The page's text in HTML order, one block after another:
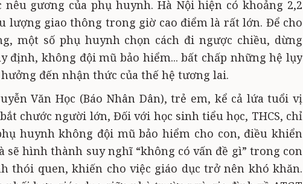
gương của phụ huynh. Hà Nội hiện có khoảng 2,2
lượng giao thông trong giờ cao điểm là rất lớn. Để cho
một số phụ huynh chọn cách đi ngược chiều, dừng
định, không đội mũ bảo hiểm... bất chấp những hệ lụy
đến nhận thức của thế hệ tương lai.
Văn Học (Báo Nhân Dân), trẻ em, kể cả lứa tuổi vị
chước người lớn, Đối với học sinh tiểu học, THCS, chỉ
huynh không đội mũ bảo hiểm cho con, điều khiển
sẽ hình thành suy nghĩ “không có vấn đề gì” trong con
thói quen, khiến cho việc giáo dục trở nên khó khăn.